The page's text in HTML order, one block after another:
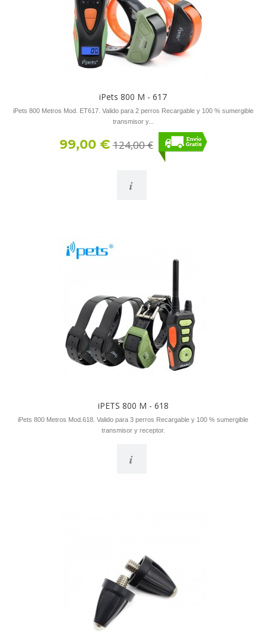
iPets 800 M - 617
iPets 800 Metros Mod. ET617. Valido para 2 perros Recargable y 100 % sumergible
transmisor y...
99,00 €124,00 €
i
iPETS 800 M - 618
iPets 800 Metros Mod.618. Valido para 3 perros Recargable y 100 % sumergible
transmisor y receptor.
i